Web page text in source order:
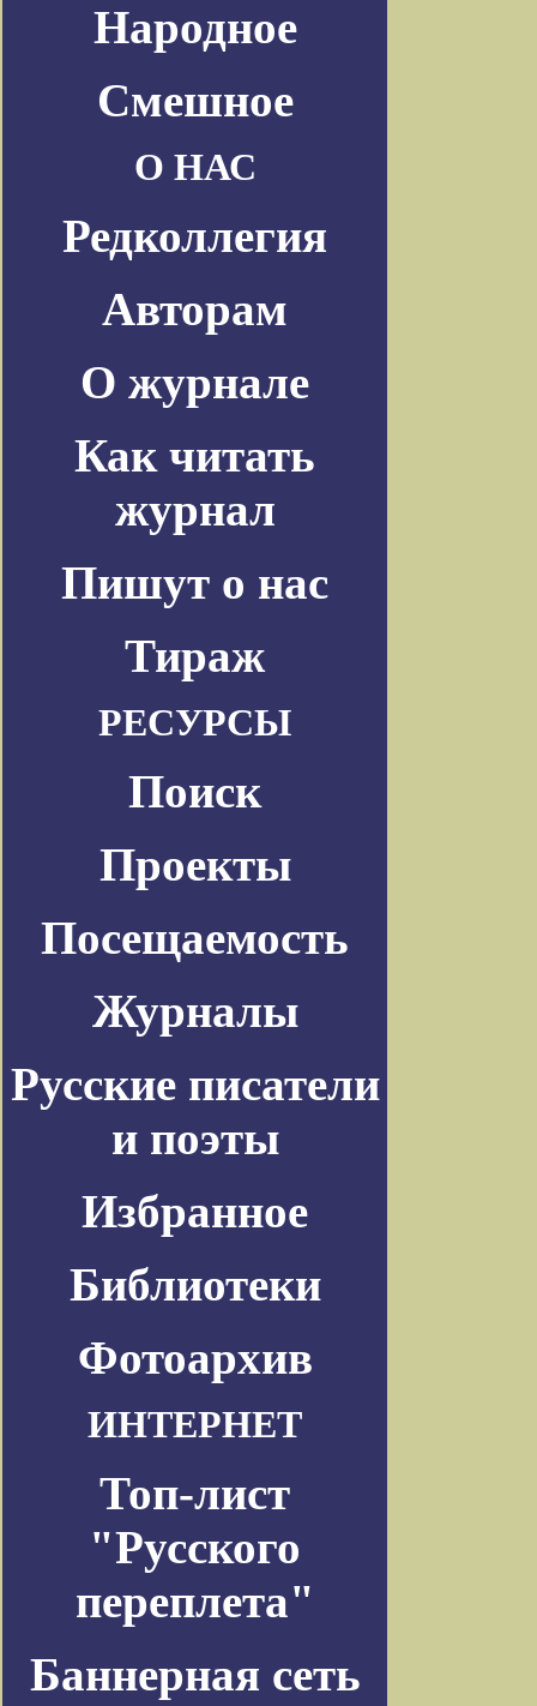
Народное
Смешное
О НАС
Редколлегия
Авторам
О журнале
Как читать
журнал
Пишут о нас
Тираж
РЕСУРСЫ
Поиск
Проекты
Посещаемость
Журналы
Русские писатели
и поэты
Избранное
Библиотеки
Фотоархив
ИНТЕРНЕТ
Топ-лист
"Русского
переплета"
Баннерная сеть